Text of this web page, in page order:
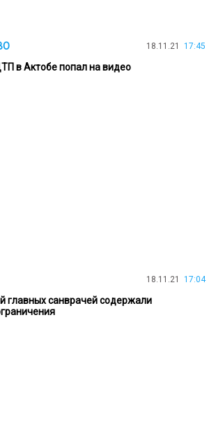
18.11.21 17:45
в Актобе попал на видео
18.11.21 17:04
главных санврачей содержали